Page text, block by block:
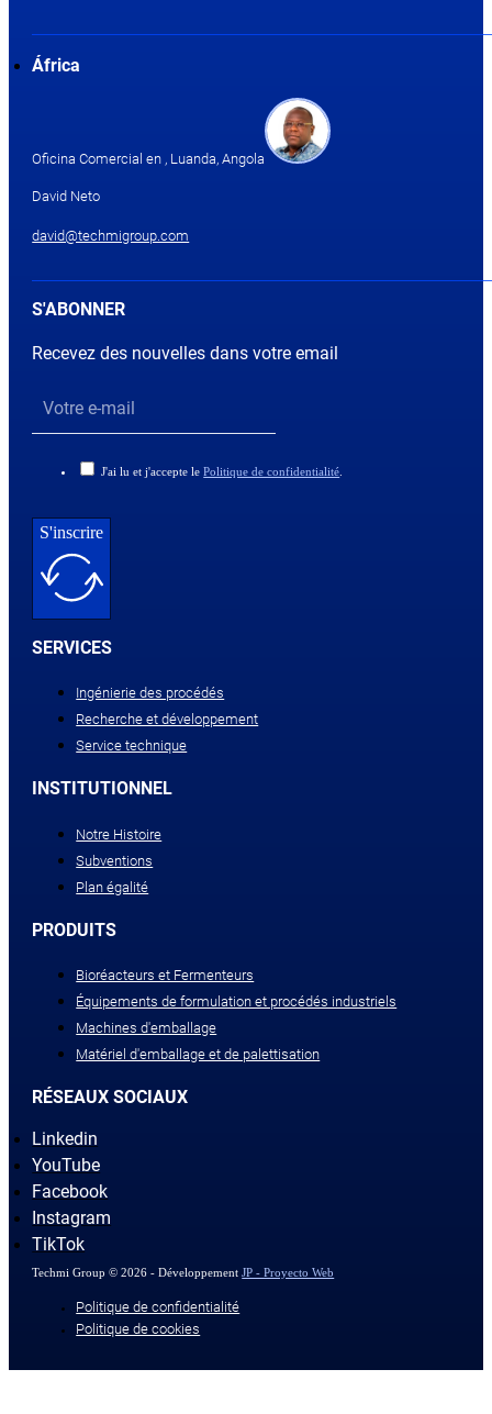
África
Oficina Comercial en , Luanda, Angola
David Neto
david@techmigroup.com
S'ABONNER
Recevez des nouvelles dans votre email
J'ai lu et j'accepte lePolitique de confidentialité
S'inscrire
SERVICES
Ingénierie des procédés
Recherche et développement
Service technique
INSTITUTIONNEL
Notre Histoire
Subventions
Plan égalité
PRODUITS
Bioréacteurs et Fermenteurs
Équipements de formulation et procédés industriels
Machines d'emballage
Matériel d'emballage et de palettisation
RÉSEAUX SOCIAUX
Linkedin
YouTube
Facebook
Instagram
TikTok
Techmi Group © 2026 - DéveloppementJP - Proyecto Web
Politique de confidentialité
Politique de cookies